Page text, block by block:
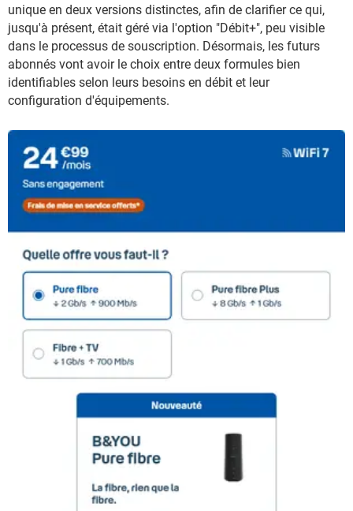
unique en deux versions distinctes, afin de clarifier ce qui,
jusqu'à présent, était géré via l'option "Débit+", peu visible
dans le processus de souscription. Désormais, les futurs
abonnés vont avoir le choix entre deux formules bien
identifiables selon leurs besoins en débit et leur
configuration d'équipements.